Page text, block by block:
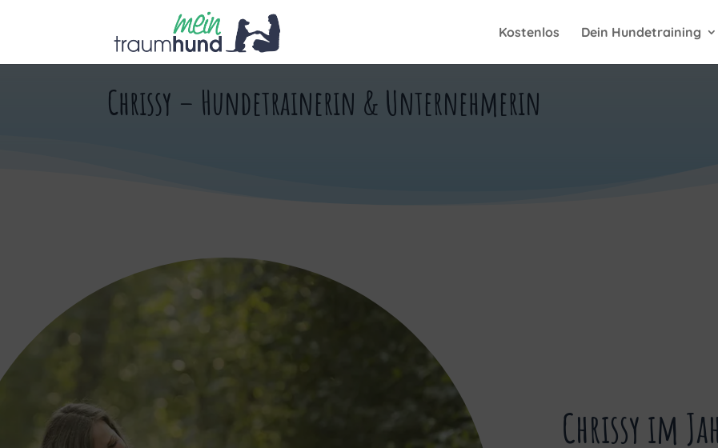
Kostenlos Dein Hundetraining
Chrissy – Hundetrainerin & Unternehmerin
Chrissy im